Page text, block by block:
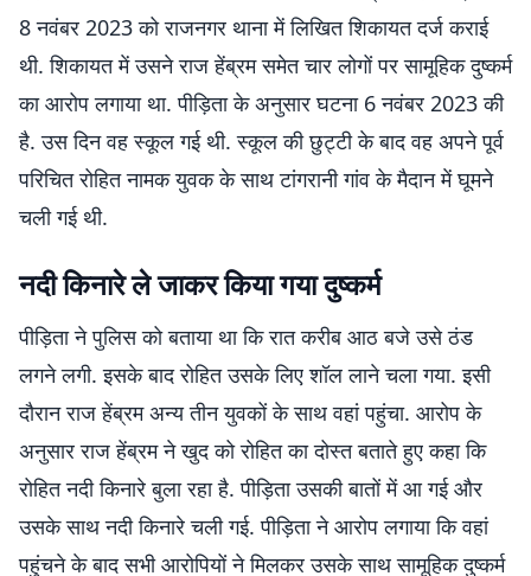
8 नवंबर 2023 को राजनगर थाना में लिखित शिकायत दर्ज कराई
थी. शिकायत में उसने राज हेंब्रम समेत चार लोगों पर सामूहिक दुष्कर्म
का आरोप लगाया था. पीड़िता के अनुसार घटना 6 नवंबर 2023 की
है. उस दिन वह स्कूल गई थी. स्कूल की छुट्टी के बाद वह अपने पूर्व
परिचित रोहित नामक युवक के साथ टांगरानी गांव के मैदान में घूमने
चली गई थी.
नदी किनारे ले जाकर किया गया दुष्कर्म
पीड़िता ने पुलिस को बताया था कि रात करीब आठ बजे उसे ठंड
लगने लगी. इसके बाद रोहित उसके लिए शॉल लाने चला गया. इसी
दौरान राज हेंब्रम अन्य तीन युवकों के साथ वहां पहुंचा. आरोप के
अनुसार राज हेंब्रम ने खुद को रोहित का दोस्त बताते हुए कहा कि
रोहित नदी किनारे बुला रहा है. पीड़िता उसकी बातों में आ गई और
उसके साथ नदी किनारे चली गई. पीड़िता ने आरोप लगाया कि वहां
पहुंचने के बाद सभी आरोपियों ने मिलकर उसके साथ सामूहिक दुष्कर्म